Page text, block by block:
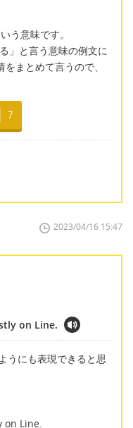
う意味です。
」と言う意味の例文に
まとめて言うので、
7
2023/04/16 15:47
on Line.
うにも表現できると思
on Line.